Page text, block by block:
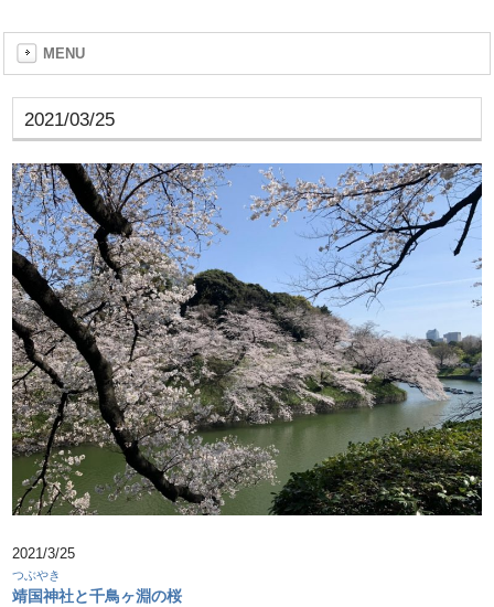
MENU
2021/03/25
2021/3/25
つぶやき
靖国神社と千鳥ヶ淵の桜